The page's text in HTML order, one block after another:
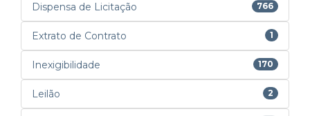
Dispensa de Licitação 766
Extrato de Contrato 1
Inexigibilidade 170
Leilão 2